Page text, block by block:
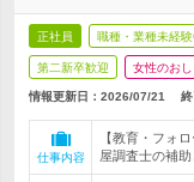
正社員 職種・業種未経
第二新卒歓迎 女性のお
情報更新日：2026/07/21 終
仕事内容
【教育・フォ
屋調査士の補